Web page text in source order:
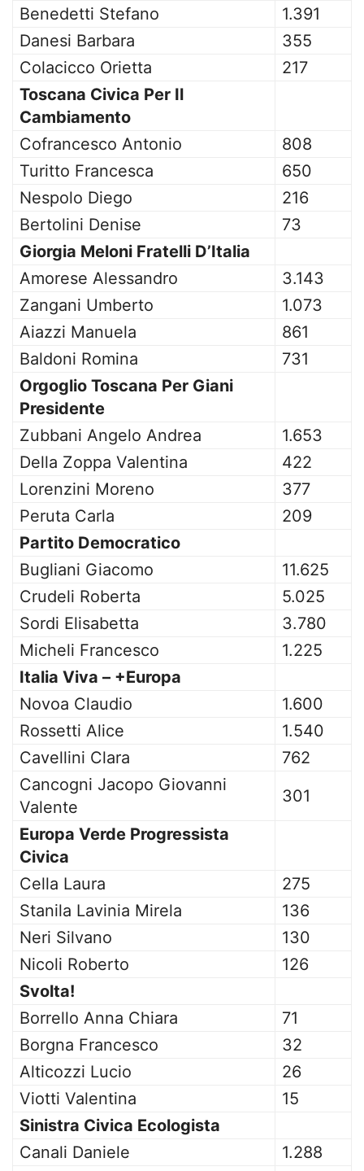
Benedetti Stefano
1.391
Danesi Barbara
355
Colacicco Orietta
217
Toscana Civica Per Il
Cambiamento
Cofrancesco Antonio
808
Turitto Francesca
650
Nespolo Diego
216
Bertolini Denise
73
Giorgia Meloni Fratelli D’Italia
Amorese Alessandro
3.143
Zangani Umberto
1.073
Aiazzi Manuela
861
Baldoni Romina
731
Orgoglio Toscana Per Giani
Presidente
Zubbani Angelo Andrea
1.653
Della Zoppa Valentina
422
Lorenzini Moreno
377
Peruta Carla
209
Partito Democratico
Bugliani Giacomo
11.625
Crudeli Roberta
5.025
Sordi Elisabetta
3.780
Micheli Francesco
1.225
Italia Viva – +Europa
Novoa Claudio
1.600
Rossetti Alice
1.540
Cavellini Clara
762
Cancogni Jacopo Giovanni
Valente
301
Europa Verde Progressista
Civica
Cella Laura
275
Stanila Lavinia Mirela
136
Neri Silvano
130
Nicoli Roberto
126
Svolta!
Borrello Anna Chiara
71
Borgna Francesco
32
Alticozzi Lucio
26
Viotti Valentina
15
Sinistra Civica Ecologista
Canali Daniele
1.288